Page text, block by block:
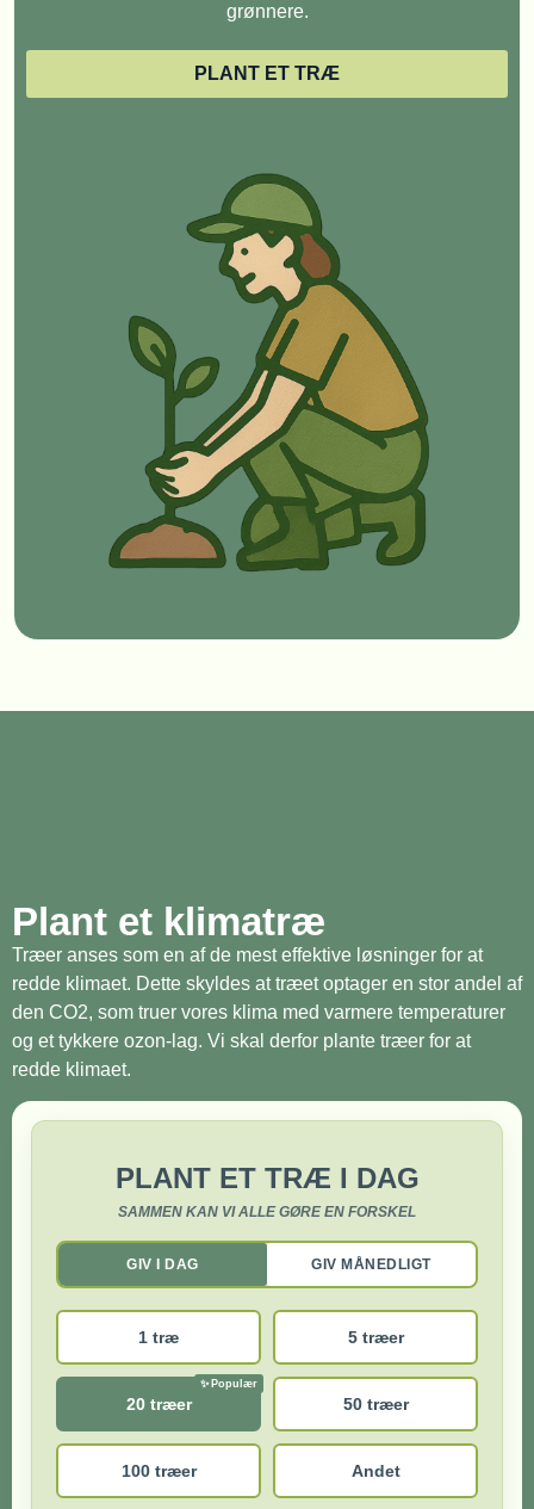
grønnere.
PLANT ET TRÆ
Plant et klimatræ
Træer anses som en af de mest effektive løsninger for at
redde klimaet. Dette skyldes at træet optager en stor andel af
den CO2, som truer vores klima med varmere temperaturer
og et tykkere ozon-lag. Vi skal derfor plante træer for at
redde klimaet.
PLANT ET TRÆ I DAG
SAMMEN KAN VI ALLE GØRE EN FORSKEL
GIV I DAG GIV MÅNEDLIGT
1 træ 5 træer
20 træer 50 træer
100 træer Andet